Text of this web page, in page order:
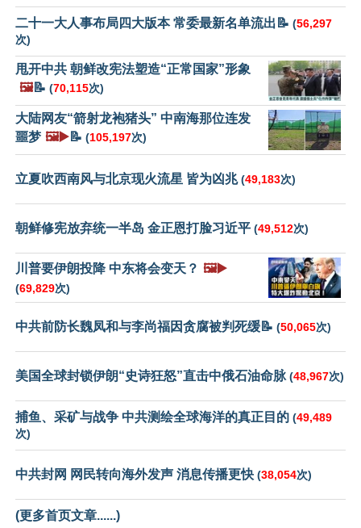
二十一大人事布局四大版本 常委最新名单流出📝 (56,297
次)
甩开中共 朝鲜改宪法塑造“正常国家”形象
🖼️📝 (70,115次)
大陆网友“箭射龙袍猪头” 中南海那位连发
噩梦 🖼️▶️📝 (105,197次)
立夏吹西南风与北京现火流星 皆为凶兆(49,183次)
朝鲜修宪放弃统一半岛 金正恩打脸习近平 (49,512次)
川普要伊朗投降 中东将会变天？ 🖼️▶️
(69,829次)
中共前防长魏凤和与李尚福因贪腐被判死缓📝 (50,065次)
美国全球封锁伊朗“史诗狂怒”直击中俄石油命脉 (48,967次)
捕鱼、采矿与战争 中共测绘全球海洋的真正目的 (49,489
次)
中共封网 网民转向海外发声 消息传播更快 (38,054次)
(更多首页文章......)